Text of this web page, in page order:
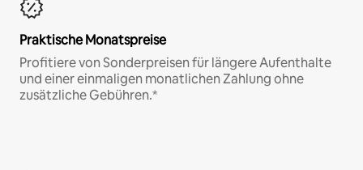
Praktische Monatspreise
Profitiere von Sonderpreisen für längere Aufenthalte
und einer einmaligen monatlichen Zahlung ohne
zusätzliche Gebühren.*